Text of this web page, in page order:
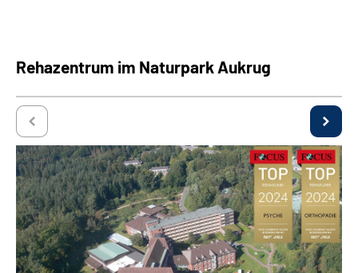
Rehazentrum im Naturpark Aukrug